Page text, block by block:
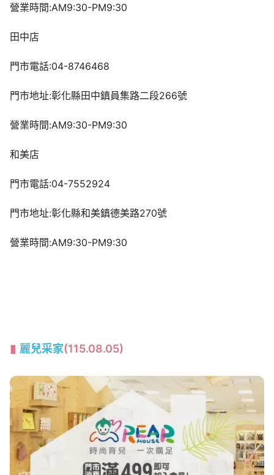
營業時間:AM9:30-PM9:30
田中店
門市電話:04-8746468
門市地址:彰化縣田中鎮員集路二段266號
營業時間:AM9:30-PM9:30
和美店
門市電話:04-7552924
門市地址:彰化縣和美鎮德美路270號
營業時間:AM9:30-PM9:30
麗兒采家(115.08.05)